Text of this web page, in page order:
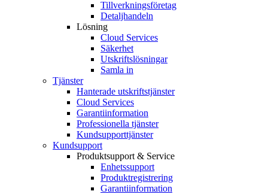
Tillverkningsföretag
Detaljhandeln
Lösning
Cloud Services
Säkerhet
Utskriftslösningar
Samla in
Tjänster
Hanterade utskriftstjänster
Cloud Services
Garantiinformation
Professionella tjänster
Kundsupporttjänster
Kundsupport
Produktsupport & Service
Enhetssupport
Produktregistrering
Garantiinformation